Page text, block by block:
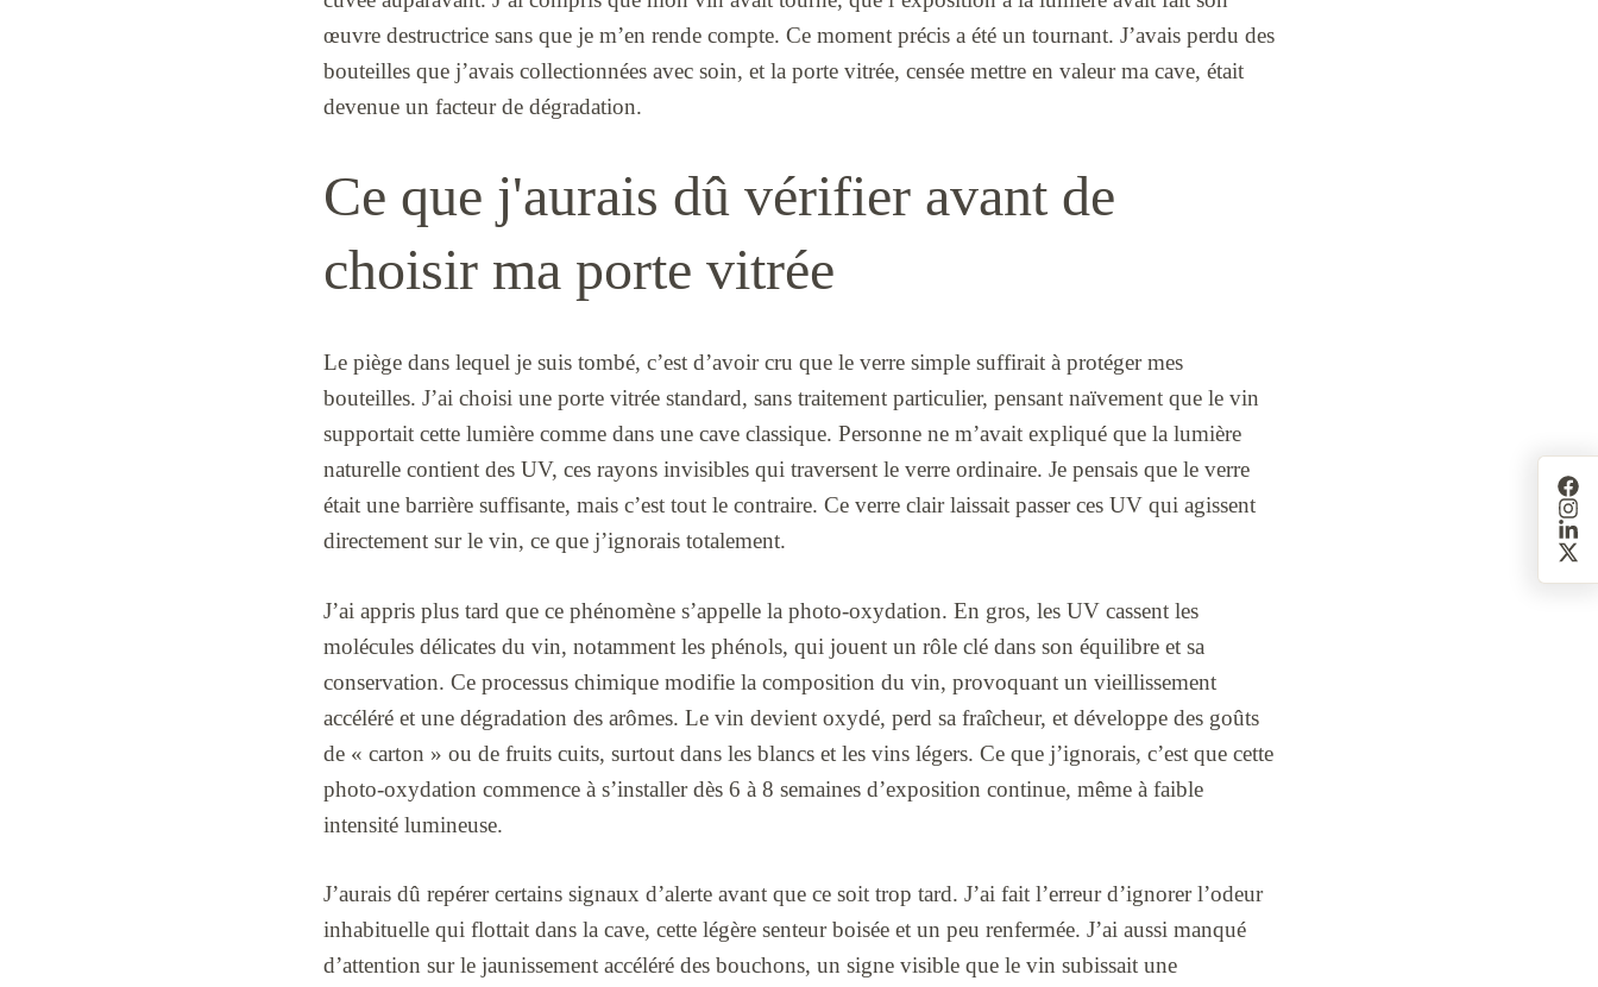
œuvre destructrice sans que je m’en rende compte. Ce moment précis a été un tournant. J’avais perdu des
bouteilles que j’avais collectionnées avec soin, et la porte vitrée, censée mettre en valeur ma cave, était
devenue un facteur de dégradation.
Ce que j'aurais dû vérifier avant de
choisir ma porte vitrée
Le piège dans lequel je suis tombé, c’est d’avoir cru que le verre simple suffirait à protéger mes
bouteilles. J’ai choisi une porte vitrée standard, sans traitement particulier, pensant naïvement que le vin
supportait cette lumière comme dans une cave classique. Personne ne m’avait expliqué que la lumière
naturelle contient des UV, ces rayons invisibles qui traversent le verre ordinaire. Je pensais que le verre
était une barrière suffisante, mais c’est tout le contraire. Ce verre clair laissait passer ces UV qui agissent
directement sur le vin, ce que j’ignorais totalement.
J’ai appris plus tard que ce phénomène s’appelle la photo-oxydation. En gros, les UV cassent les
molécules délicates du vin, notamment les phénols, qui jouent un rôle clé dans son équilibre et sa
conservation. Ce processus chimique modifie la composition du vin, provoquant un vieillissement
accéléré et une dégradation des arômes. Le vin devient oxydé, perd sa fraîcheur, et développe des goûts
de « carton » ou de fruits cuits, surtout dans les blancs et les vins légers. Ce que j’ignorais, c’est que cette
photo-oxydation commence à s’installer dès 6 à 8 semaines d’exposition continue, même à faible
intensité lumineuse.
J’aurais dû repérer certains signaux d’alerte avant que ce soit trop tard. J’ai fait l’erreur d’ignorer l’odeur
inhabituelle qui flottait dans la cave, cette légère senteur boisée et un peu renfermée. J’ai aussi manqué
d’attention sur le jaunissement accéléré des bouchons, un signe visible que le vin subissait une